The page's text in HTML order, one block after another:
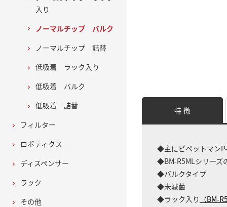
特 徴
◆主にピペットマン
◆BM-R5MLシリーズ
◆バルクタイプ
◆未滅菌
◆ラック入り （BM-
入り
ノーマルチップ バルク
ノーマルチップ 詰替
低吸着 ラック入り
低吸着 バルク
低吸着 詰替
フィルター
ロボティクス
ディスペンサー
ラック
その他